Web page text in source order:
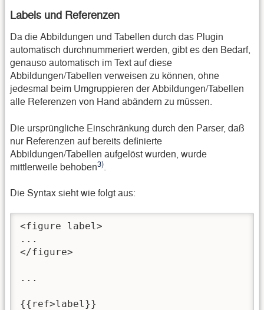
Labels und Referenzen
Da die Abbildungen und Tabellen durch das Plugin
automatisch durchnummeriert werden, gibt es den Bedarf,
genauso automatisch im Text auf diese
Abbildungen/Tabellen verweisen zu können, ohne
jedesmal beim Umgruppieren der Abbildungen/Tabellen
alle Referenzen von Hand abändern zu müssen.
Die ursprüngliche Einschränkung durch den Parser, daß
nur Referenzen auf bereits definierte
Abbildungen/Tabellen aufgelöst wurden, wurde
mittlerweile behoben3).
Die Syntax sieht wie folgt aus:
<figure label>
...
</figure>
...
{{ref>label}}